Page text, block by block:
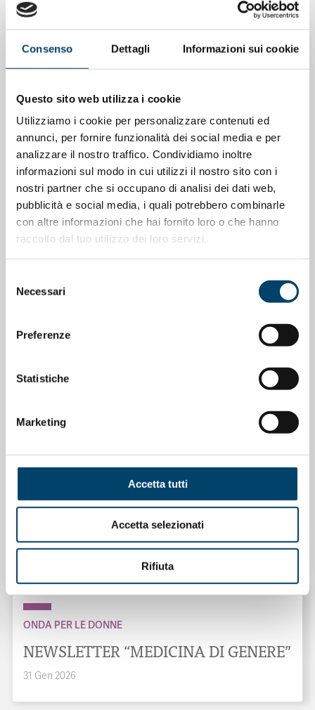
Consenso Dettagli Informazioni sui cookie
Questo sito web utilizza i cookie
Utilizziamo i cookie per personalizzare contenuti ed
annunci, per fornire funzionalità dei social media e per
analizzare il nostro traffico. Condividiamo inoltre
informazioni sul modo in cui utilizzi il nostro sito con i
nostri partner che si occupano di analisi dei dati web,
pubblicità e social media, i quali potrebbero combinarle
con altre informazioni che hai fornito loro o che hanno
raccolto dal tuo utilizzo dei loro servizi.
delNecessari
Preferenze
Statistiche
Marketing
Accetta tutti
Accetta selezionati
Rifiuta
ONDA PER LE DONNE
Depressione Post Partum: intervista al
Prof. Claudio Mencacci
23 Apr 2026
ONDA PER IL SISTEMA SANITARIO ONDA PER LE DONNE
Salu’. Dal dialogo alla cura
ONDA PER LE DONNE
NEWSLETTER “MEDICINA DI GENERE”
31 Gen 2026